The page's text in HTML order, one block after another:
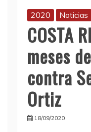
2020 Noticias
COSTA
meses
contra
Ortiz
18/09/2020